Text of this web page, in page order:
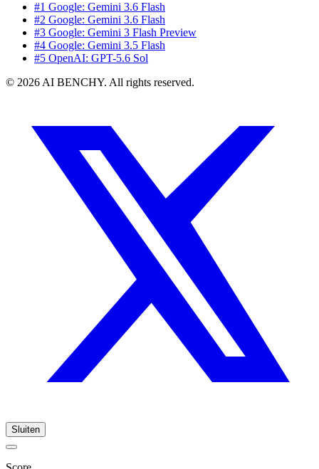
#1 Google: Gemini 3.6 Flash
#2 Google: Gemini 3.6 Flash
#3 Google: Gemini 3 Flash Preview
#4 Google: Gemini 3.5 Flash
#5 OpenAI: GPT-5.6 Sol
© 2026 AI BENCHY. All rights reserved.
Sluiten